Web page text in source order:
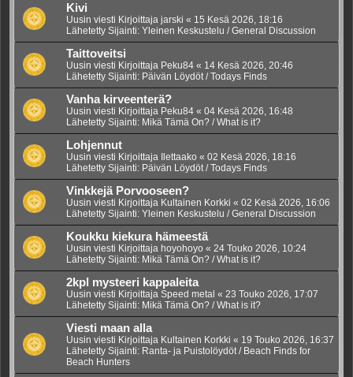
Kivi
Uusin viesti Kirjoittaja jarski « 15 Kesä 2026, 18:16
Lähetetty Sijainti: Yleinen Keskustelu / General Discussion
Taittoveitsi
Uusin viesti Kirjoittaja Peku84 « 14 Kesä 2026, 20:46
Lähetetty Sijainti: Päivän Löydöt / Todays Finds
Vanha kirveenterä?
Uusin viesti Kirjoittaja Peku84 « 04 Kesä 2026, 16:48
Lähetetty Sijainti: Mikä Tämä On? / What is it?
Lohjennut
Uusin viesti Kirjoittaja Ilettaako « 02 Kesä 2026, 18:16
Lähetetty Sijainti: Päivän Löydöt / Todays Finds
Vinkkejä Porvooseen?
Uusin viesti Kirjoittaja Kultainen Korkki « 02 Kesä 2026, 16:06
Lähetetty Sijainti: Yleinen Keskustelu / General Discussion
Koukku kiekura hämeestä
Uusin viesti Kirjoittaja hoyohoyo « 24 Touko 2026, 10:24
Lähetetty Sijainti: Mikä Tämä On? / What is it?
2kpl mysteeri kappaleita
Uusin viesti Kirjoittaja Speed metal « 23 Touko 2026, 17:07
Lähetetty Sijainti: Mikä Tämä On? / What is it?
Viesti maan alla
Uusin viesti Kirjoittaja Kultainen Korkki « 19 Touko 2026, 16:37
Lähetetty Sijainti: Ranta- ja Puistolöydöt / Beach Finds for
Beach Hunters